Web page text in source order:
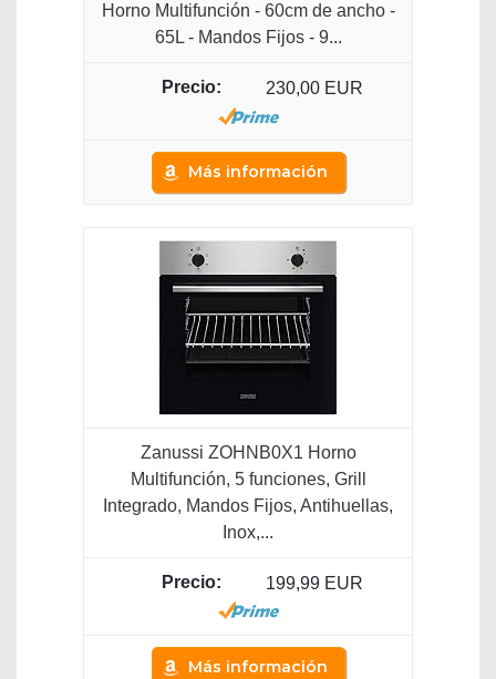
Horno Multifunción - 60cm de ancho -
65L - Mandos Fijos - 9...
230,00 EUR
Más información
Zanussi ZOHNB0X1 Horno
Multifunción, 5 funciones, Grill
Integrado, Mandos Fijos, Antihuellas,
Inox,...
199,99 EUR
Más información